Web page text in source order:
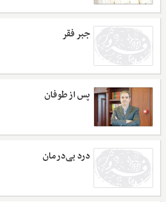
جبر فقر
پس از طوفان
درد بی‌درمان